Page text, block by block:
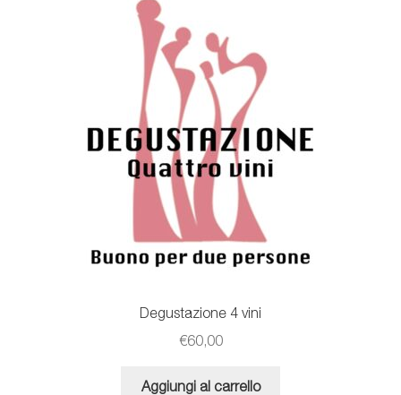
Degustazione 4 vini
€60,00
Aggiungi al carrello